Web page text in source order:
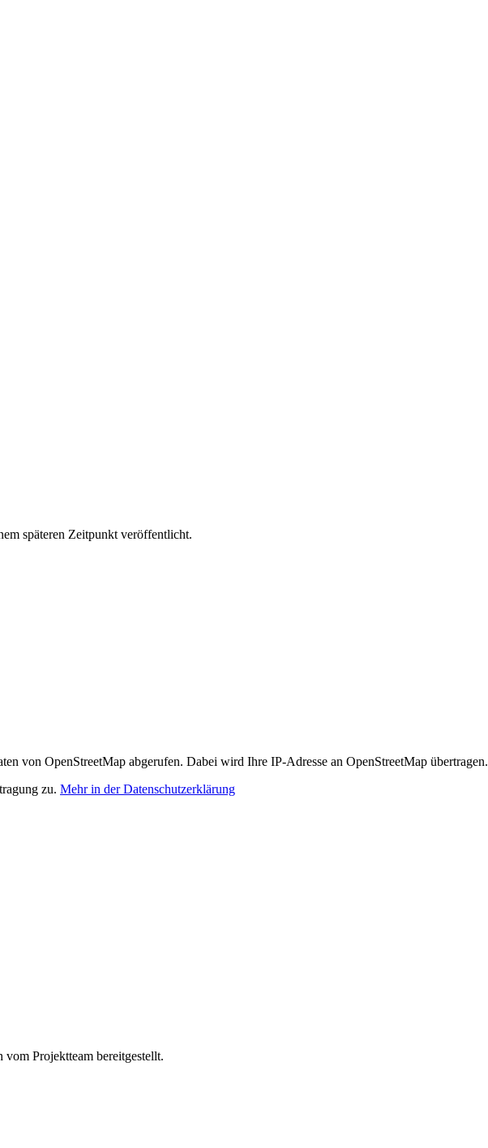
späteren Zeitpunkt veröffentlicht.
von OpenStreetMap abgerufen. Dabei wird Ihre IP-Adresse an OpenStreetMap übertragen.
zu. Mehr in der Datenschutzerklärung
Projektteam bereitgestellt.